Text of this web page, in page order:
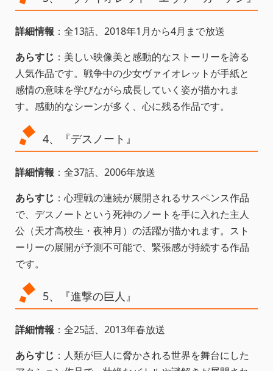
詳細情報 ：全13話、2018年1月から4月まで放送
あらすじ ：美しい映像美と感動的なストーリーを誇る
人気作品です。戦争中の少女ヴァイオレットが手紙と
感情の意味を学びながら成長していく姿が描かれま
す。感動的なシーンが多く、心に残る作品です。
4、『デスノート』
詳細情報 ：全37話、2006年放送
あらすじ ：心理戦の連続が展開されるサスペンス作品
で、デスノートという死神のノートを手に入れた主人
公（天才高校生・夜神月）の活躍が描かれます。スト
ーリーの展開が予測不可能で、緊張感が持続する作品
です。
5、『進撃の巨人』
詳細情報 ：全25話、2013年春放送
あらすじ ：人類が巨人に脅かされる世界を舞台にした